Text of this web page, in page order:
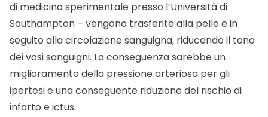
sanguigni, e riducendo il rischio di infarto e
ictus».
I risultati dello studio sembrano, inoltre, suggerire
che l’esposizione agli UVA sia in grado di alterare i
livelli di metaboliti dell’ossido nitrico, senza per
questo cambiare negativamente le quantità di
vitamina D presenti in una persona.